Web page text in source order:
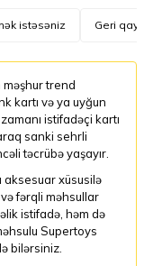
istəsəniz Geri
məşhur trend
kartı və ya uyğun
istifadəçi kartı
sanki sehrli
təcrübə yaşayır.
aksesuar xüsusilə
fərqli məhsullar
istifadə, həm də
Supertoys
bilərsiniz.